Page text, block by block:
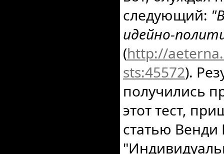
следующий:
идейно-
(http://
sts:45572).
получились
этот тест,
статью